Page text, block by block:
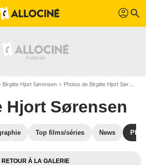
profil search
Birgitte Hjort Sørensen Photos de Birgitte Hjort Sørensen
Hjort Sørensen
Top films/séries News
RETOUR À LA GALERIE